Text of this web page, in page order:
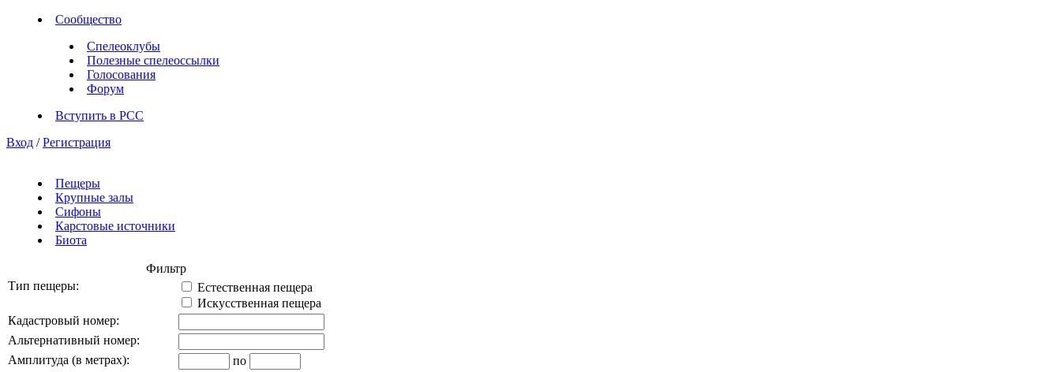
Сообщество
Спелеоклубы
Полезные спелеоссылки
Голосования
Форум
Вступить в РСС
Вход / Регистрация
Пещеры
Крупные залы
Сифоны
Карстовые источники
Биота
Фильтр
Тип пещеры:
Естественная пещера
Искусственная пещера
Кадастровый номер:
Альтернативный номер:
Амплитуда (в метрах):
по